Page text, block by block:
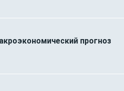
прогноз